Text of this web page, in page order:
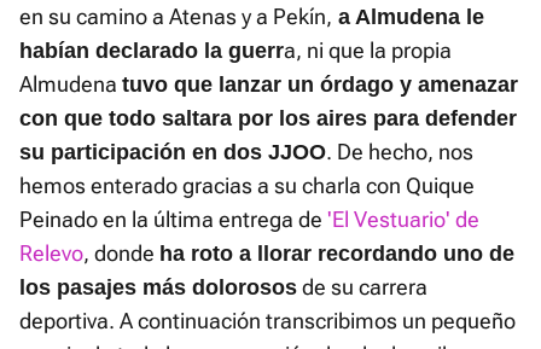
en su camino a Atenas y a Pekín, a Almudena le
habían declarado la guerra, ni que la propia
Almudena tuvo que lanzar un órdago y amenazar
con que todo saltara por los aires para defender
su participación en dos JJOO. De hecho, nos
hemos enterado gracias a su charla con Quique
Peinado en la última entrega de 'El Vestuario' de
Relevo, donde ha roto a llorar recordando uno de
los pasajes más dolorosos de su carrera
deportiva. A continuación transcribimos un pequeño